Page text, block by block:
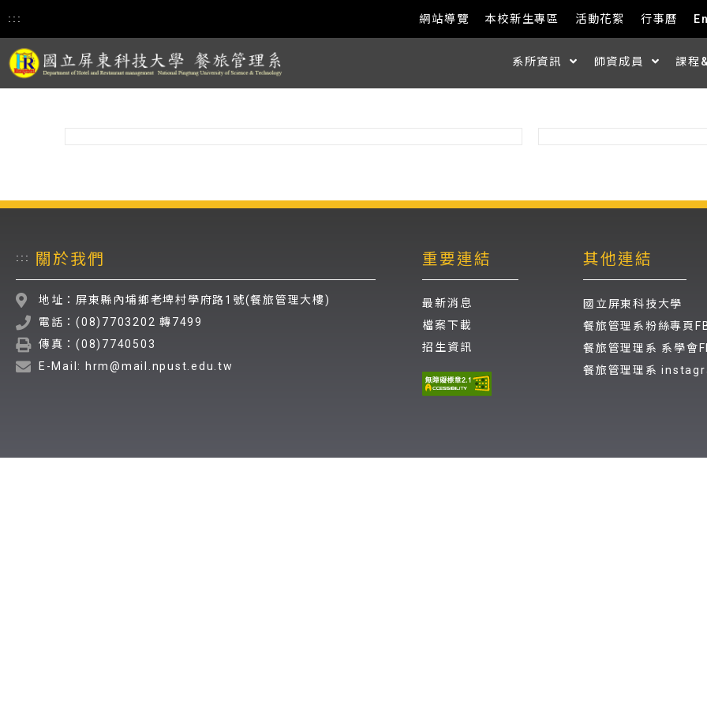
::: 網站導覽 本校新生專區 活動花絮 行事曆
系所資訊 師資成員 課程
::: 關於我們
地址：屏東縣內埔鄉老埤村學府路1號(餐旅管理大樓)
電話：(08)7703202 轉7499
傳真：(08)7740503
E-Mail: hrm@mail.npust.edu.tw
重要連結
最新消息
檔案下載
招生資訊
其他連結
國立屏東科技大學
餐旅管理系粉絲專頁
餐旅管理理系 系學會
餐旅管理理系